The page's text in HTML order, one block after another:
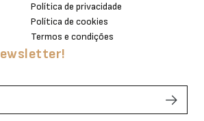
Política de privacidade
Política de cookies
Termos e condições